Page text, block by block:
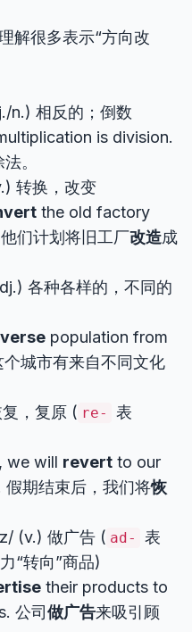
解很多表示“方向改
n.) 相反的；倒数
is division.
。
转换，改变
the old factory
们计划将旧工厂改造成
各种各样的，不同的
population from
城市有来自不同文化
复，复原 ( re-
表
we will revert to our
期结束后，我们将恢
(v.) 做广告 ( ad-
表
“转向”商品)
their products to
公司做广告来吸引顾